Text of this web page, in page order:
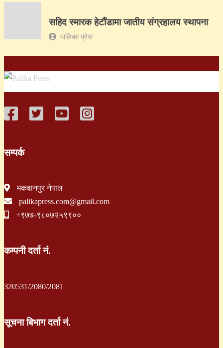
सहिद स्मारक हेटौंडामा जातीय संग्रहालय स्थापना
पालिका प्रेस
सम्पर्क
मकवानपुर नेपाल
palikapress.com@gmail.com
+९७७-९८०७२५९९००
कम्पनी दर्ता नं.
320531/2080/2081
सूचना बिभाग दर्ता नं.